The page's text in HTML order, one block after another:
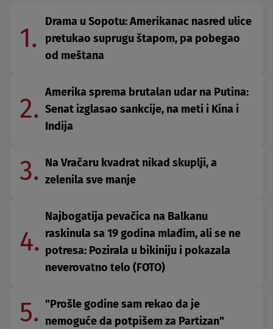
1.
Drama u Sopotu: Amerikanac nasred ulice
pretukao suprugu štapom, pa pobegao
od meštana
2.
Amerika sprema brutalan udar na Putina:
Senat izglasao sankcije, na meti i Kina i
Indija
3. Na Vračaru kvadrat nikad skuplji, a
zelenila sve manje
4.
Najbogatija pevačica na Balkanu
raskinula sa 19 godina mlađim, ali se ne
potresa: Pozirala u bikiniju i pokazala
neverovatno telo (FOTO)
5. "Prošle godine sam rekao da je
nemoguće da potpišem za Partizan"